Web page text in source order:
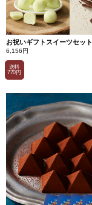
お祝いギフトスイーツセット
6,156円
送料
770円